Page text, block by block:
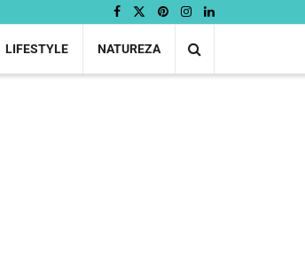
LIFESTYLE NATUREZA